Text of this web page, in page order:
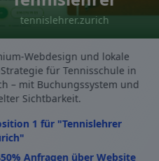
tennislehrer.zurich
Webdesign und lokale
für Tennisschule in
mit Buchungssystem und
Sichtbarkeit.
1 für "Tennislehrer
Anfragen über Website